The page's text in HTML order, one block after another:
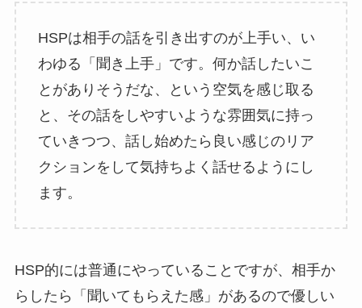
HSPは相手の話を引き出すのが上手い、い
わゆる「聞き上手」です。何か話したいこ
とがありそうだな、という空気を感じ取る
と、その話をしやすいような雰囲気に持っ
ていきつつ、話し始めたら良い感じのリア
クションをして気持ちよく話せるようにし
ます。
HSP的には普通にやっていることですが、相手か
らしたら「聞いてもらえた感」があるので優しい